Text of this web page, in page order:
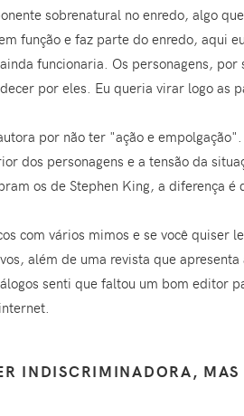
sobrenatural no enredo, algo
função e faz parte do enredo, aqui
funcionaria. Os personagens,
por eles. Eu queria virar logo as
por não ter "ação e
dos personagens e a tensão da
os de Stephen King, a diferença
com vários mimos e se você
além de uma revista que
senti que faltou um bom editor
INDISCRIMINADORA,